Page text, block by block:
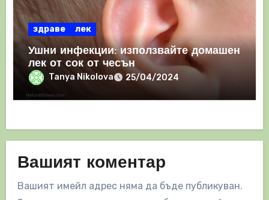
здраве лек
Ушни инфекции: използвайте домашен
лек от сок от чесън
Tanya Nikolova 25/04/2024
Вашият коментар
Вашият имейл адрес няма да бъде публикуван.